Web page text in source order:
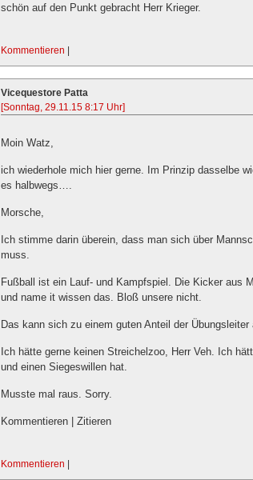
schön auf den Punkt gebracht Herr Krieger.
Kommentieren |
Vicequestore Patta
[Sonntag, 29.11.15 8:17 Uhr]
Moin Watz,
ich wiederhole mich hier gerne. Im Prinzip dasselbe
es halbwegs….
Morsche,
Ich stimme darin überein, dass man sich über
muss.
Fußball ist ein Lauf- und Kampfspiel. Die Kicker aus
und name it wissen das. Bloß unsere nicht.
Das kann sich zu einem guten Anteil der Übungsleiter
Ich hätte gerne keinen Streichelzoo, Herr Veh. Ich
und einen Siegeswillen hat.
Musste mal raus. Sorry.
Kommentieren | Zitieren
Kommentieren |